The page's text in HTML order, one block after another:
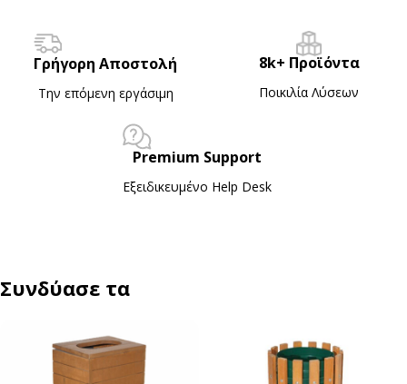
Γρήγορη Αποστολή
Την επόμενη εργάσιμη
8k+ Προϊόντα
Ποικιλία Λύσεων
Premium Support
Εξειδικευμένο Ηelp Desk
Συνδύασε τα